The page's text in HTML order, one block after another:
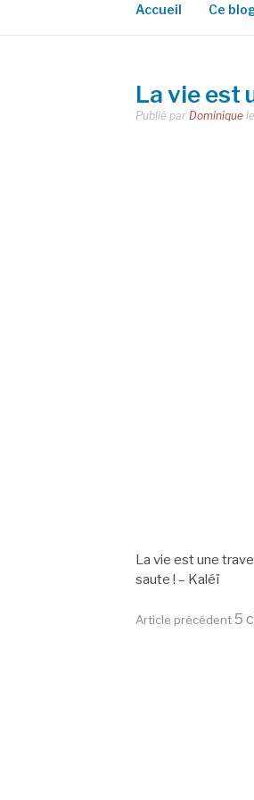
Accueil Ce
La vie est
Publié par Dominique le
La vie est une
saute ! – Kaléï
Lire
Article précédent5